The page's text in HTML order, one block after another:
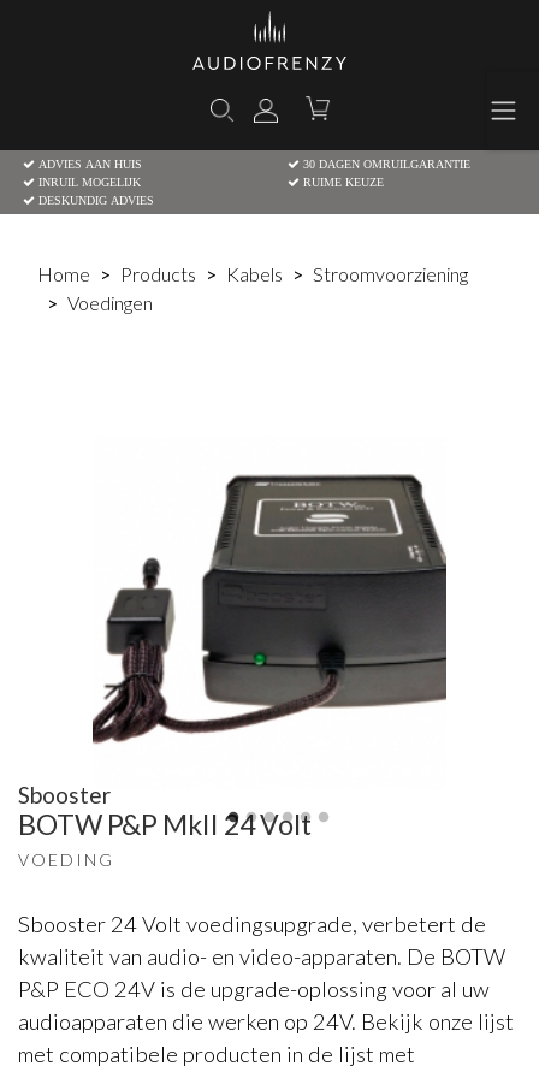
ADVIES AAN HUIS
30 DAGEN OMRUILGARANTIE
INRUIL MOGELIJK
RUIME KEUZE
DESKUNDIG ADVIES
Home Products Kabels
Stroomvoorziening
Voedingen
Sbooster
BOTW P&P MkII 24 Volt
VOEDING
Sbooster 24 Volt voedingsupgrade, verbetert de
kwaliteit van audio- en video-apparaten. De BOTW
P&P ECO 24V is de upgrade-oplossing voor al uw
audioapparaten die werken op 24V. Bekijk onze lijst
met compatibele producten in de lijst met